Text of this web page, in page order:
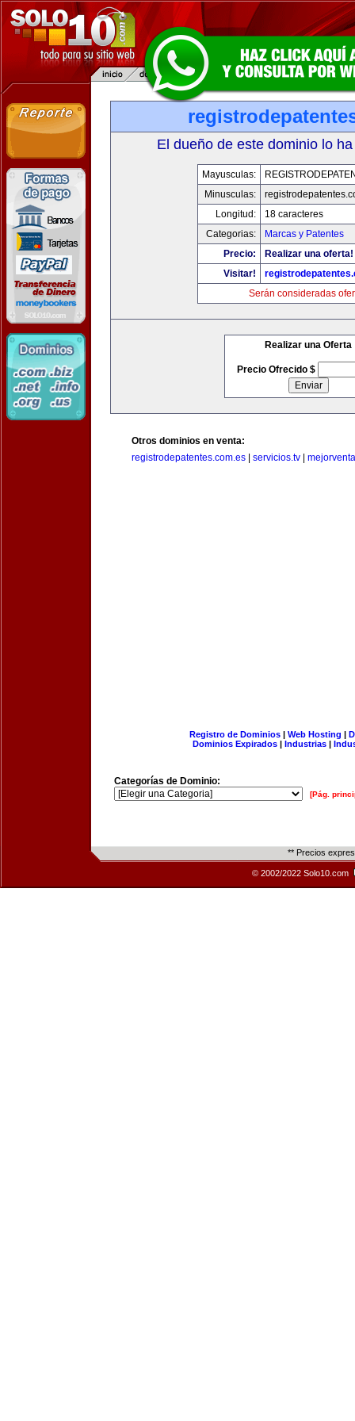
El dueño de este dominio lo
Mayusculas:
Minusculas:
Longitud:
18 caracteres
Categorias:
Marcas y Patentes
Precio:
Realizar una oferta!
Visitar!
Serán consideradas
Realizar una Oferta
Precio Ofrecido $
Otros dominios en venta:
registrodepatentes.com.es
servicios.tv
Registro de Dominios| Web Hosting |
Dominios Expirados | Industrias |
Categorías de Dominio:
[Pág.
** Precios
© 2002/2022 Solo10.com